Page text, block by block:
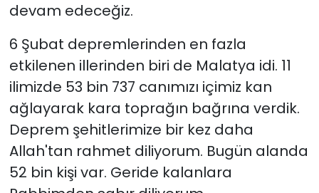
devam edeceğiz.
6 Şubat depremlerinden en fazla
etkilenen illerinden biri de Malatya idi. 11
ilimizde 53 bin 737 canımızı içimiz kan
ağlayarak kara toprağın bağrına verdik.
Deprem şehitlerimize bir kez daha
Allah'tan rahmet diliyorum. Bugün alanda
52 bin kişi var. Geride kalanlara